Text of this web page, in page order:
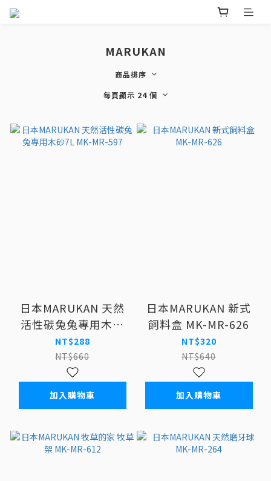
MARUKAN
商品排序
每頁顯示 24 個
日本MARUKAN 天然
活性碳兔兔專用木砂
7L MK-MR-597
NT$288
NT$660
加入購物車
日本MARUKAN 新式
飼料盒 MK-MR-626
NT$320
NT$640
加入購物車